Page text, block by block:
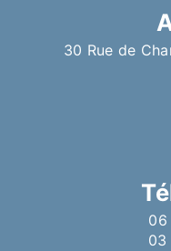
30 Rue de